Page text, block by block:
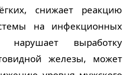
снижает реакцию
на инфекционных
нарушает выработку
железы, может